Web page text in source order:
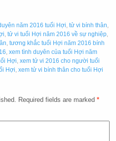
năm 2016 tuổi Hợi, tử vi bính thân,
, tử vi tuổi Hợi năm 2016 về sự nghiệp,
, tương khắc tuổi Hợi năm 2016 bính
, xem tình duyên của tuổi Hợi năm
Hợi, xem tử vi 2016 cho người tuổi
Hợi, xem tử vi bính thân cho tuổi Hợi
Required fields are marked *